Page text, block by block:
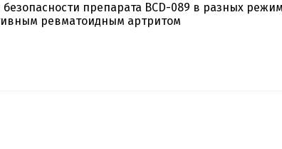
препарата BCD-089 в разных
ревматоидным артритом